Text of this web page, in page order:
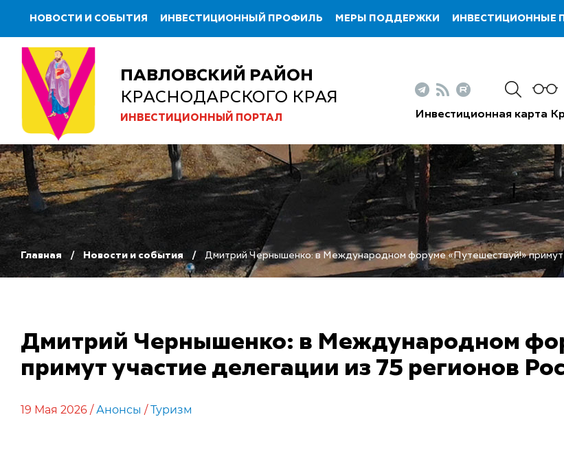
НОВОСТИ И СОБЫТИЯ ИНВЕСТИЦИОННЫЙ ПРОФИЛЬ МЕРЫ ПОДДЕРЖКИ ИНВЕСТИЦИОННЫЕ
ПАВЛОВСКИЙ РАЙОН
КРАСНОДАРСКОГО КРАЯ
ИНВЕСТИЦИОННЫЙ ПОРТАЛ Инвестиционная карта
Главная Новости и события Дмитрий Чернышенко: в Международном форуме «Путешествуй!» примут
Дмитрий Чернышенко: в Международном
примут участие делегации из 75 регионов
19 Мая 2026 /Анонсы /Туризм